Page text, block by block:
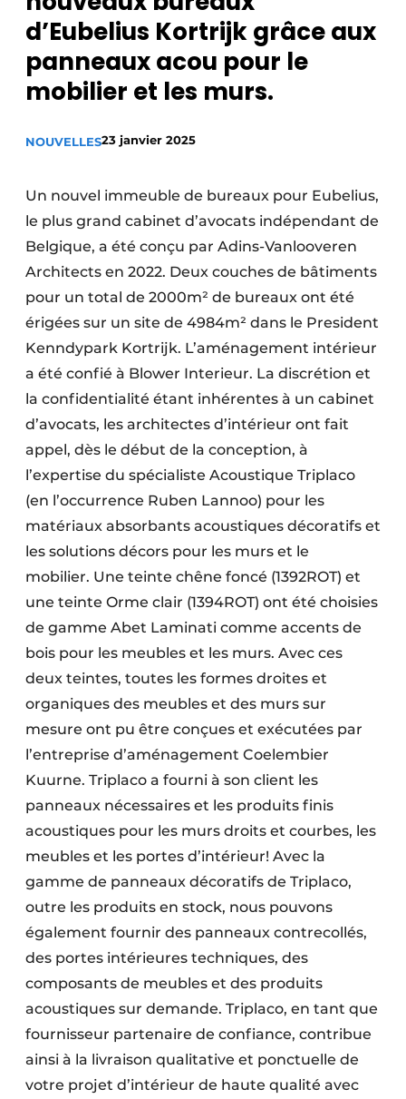
Podcasts
Privacy / Cookie statement
S’inscrire à l’événement
S’inscrire
Video’s
d’Eubelius Kortrijk grâce aux
panneaux acou pour le
mobilier et les murs.
NOUVELLES23 janvier 2025
Un nouvel immeuble de bureaux pour Eubelius,
le plus grand cabinet d’avocats indépendant de
Belgique, a été conçu par Adins-Vanlooveren
Architects en 2022. Deux couches de bâtiments
pour un total de 2000m² de bureaux ont été
érigées sur un site de 4984m² dans le President
Kenndypark Kortrijk. L’aménagement intérieur
a été confié à Blower Interieur. La discrétion et
la confidentialité étant inhérentes à un cabinet
d’avocats, les architectes d’intérieur ont fait
appel, dès le début de la conception, à
l’expertise du spécialiste Acoustique Triplaco
(en l’occurrence Ruben Lannoo) pour les
matériaux absorbants acoustiques décoratifs et
les solutions décors pour les murs et le
mobilier. Une teinte chêne foncé (1392ROT) et
une teinte Orme clair (1394ROT) ont été choisies
de gamme Abet Laminati comme accents de
bois pour les meubles et les murs. Avec ces
deux teintes, toutes les formes droites et
organiques des meubles et des murs sur
mesure ont pu être conçues et exécutées par
l’entreprise d’aménagement Coelembier
Kuurne. Triplaco a fourni à son client les
panneaux nécessaires et les produits finis
acoustiques pour les murs droits et courbes, les
meubles et les portes d’intérieur! Avec la
gamme de panneaux décoratifs de Triplaco,
outre les produits en stock, nous pouvons
également fournir des panneaux contrecollés,
des portes intérieures techniques, des
composants de meubles et des produits
acoustiques sur demande. Triplaco, en tant que
fournisseur partenaire de confiance, contribue
ainsi à la livraison qualitative et ponctuelle de
votre projet d’intérieur de haute qualité avec